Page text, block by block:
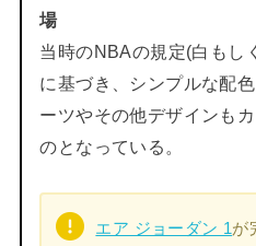
場
当時のNBAの規定(白もし
に基づき、シンプルな配
ーツやその他デザインも
のとなっている。
エア ジョーダン 1が